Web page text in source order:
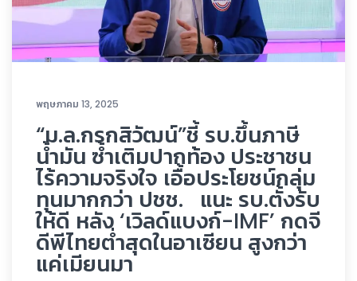
พฤษภาคม 13, 2025
“ม.ล.กรกสิวัฒน์”ชี้ รบ.ขึ้นภาษี
น้ำมัน ซ้ำเติมปากท้อง ประชาชน
ไร้ความจริงใจ เอื้อประโยชน์กลุ่ม
ทุนมากกว่า ปชช. แนะ รบ.ตั้งรับ
ให้ดี หลัง ‘เวิลด์แบงก์-IMF’ กดจี
ดีพีไทยต่ำสุดในอาเซียน สูงกว่า
แค่เมียนมา